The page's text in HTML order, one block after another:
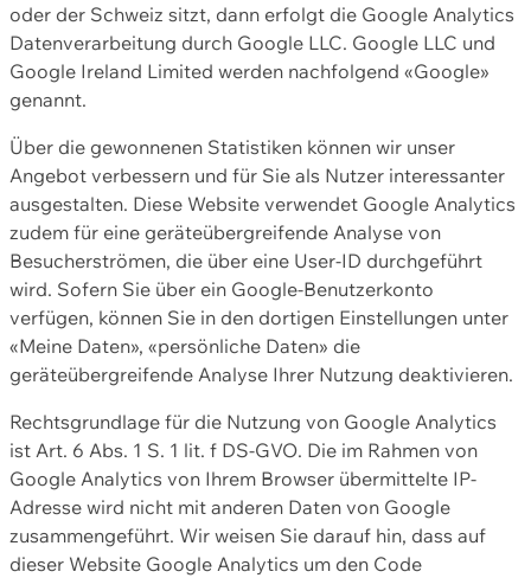
oder der Schweiz sitzt, dann erfolgt die Google Analytics
Datenverarbeitung durch Google LLC. Google LLC und
Google Ireland Limited werden nachfolgend «Google»
genannt.
Über die gewonnenen Statistiken können wir unser
Angebot verbessern und für Sie als Nutzer interessanter
ausgestalten. Diese Website verwendet Google Analytics
zudem für eine geräteübergreifende Analyse von
Besucherströmen, die über eine User-ID durchgeführt
wird. Sofern Sie über ein Google-Benutzerkonto
verfügen, können Sie in den dortigen Einstellungen unter
«Meine Daten», «persönliche Daten» die
geräteübergreifende Analyse Ihrer Nutzung deaktivieren.
Rechtsgrundlage für die Nutzung von Google Analytics
ist Art. 6 Abs. 1 S. 1 lit. f DS-GVO. Die im Rahmen von
Google Analytics von Ihrem Browser übermittelte IP-
Adresse wird nicht mit anderen Daten von Google
zusammengeführt. Wir weisen Sie darauf hin, dass auf
dieser Website Google Analytics um den Code